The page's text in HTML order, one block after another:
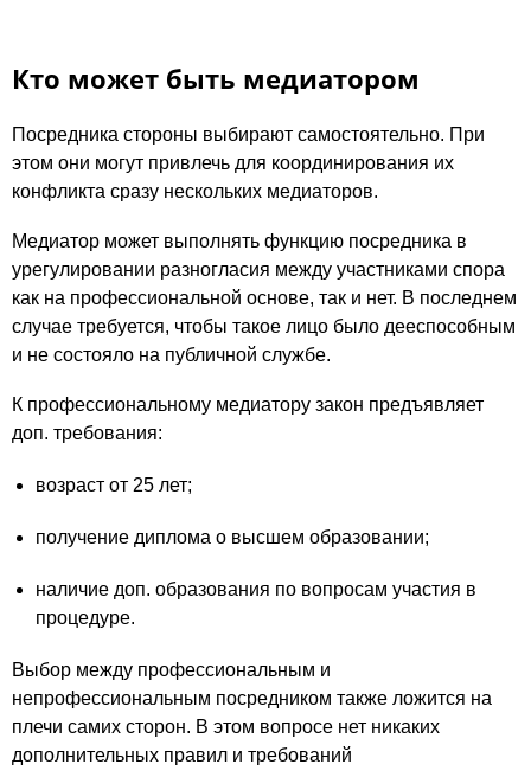
Кто может быть медиатором
Посредника стороны выбирают самостоятельно. При
этом они могут привлечь для координирования их
конфликта сразу нескольких медиаторов.
Медиатор может выполнять функцию посредника в
урегулировании разногласия между участниками спора
как на профессиональной основе, так и нет. В последнем
случае требуется, чтобы такое лицо было дееспособным
и не состояло на публичной службе.
К профессиональному медиатору закон предъявляет
доп. требования:
возраст от 25 лет;
получение диплома о высшем образовании;
наличие доп. образования по вопросам участия в
процедуре.
Выбор между профессиональным и
непрофессиональным посредником также ложится на
плечи самих сторон. В этом вопросе нет никаких
дополнительных правил и требований